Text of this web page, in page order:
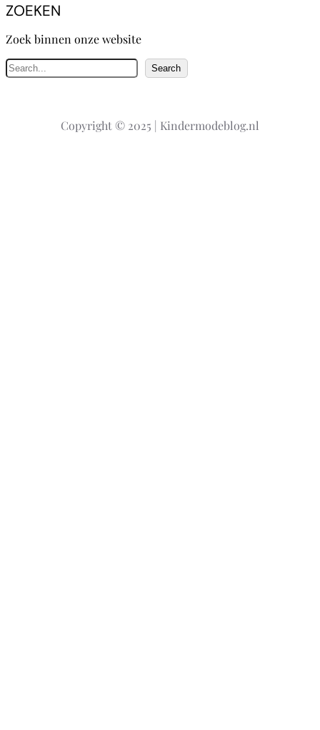
ZOEKEN
Zoek binnen onze website
Z
o
e
Search
Copyright © 2025 | Kindermodeblog.nl